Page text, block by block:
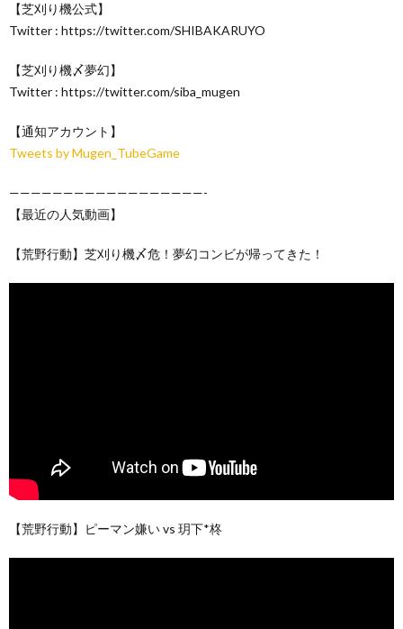
【芝刈り機公式】
Twitter : https://twitter.com/SHIBAKARUYO
【芝刈り機〆夢幻】
Twitter : https://twitter.com/siba_mugen
【通知アカウント】
Tweets by Mugen_TubeGame
——————————————————-
【最近の人気動画】
【荒野行動】芝刈り機〆危！夢幻コンビが帰ってきた！
【荒野行動】ピーマン嫌い vs 玥下*柊